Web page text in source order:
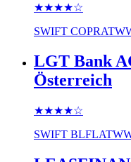
★★★★☆
SWIFT
LGT Bank
Österreich
★★★★☆
SWIFT